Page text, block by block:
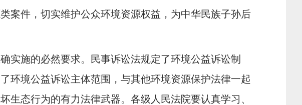
案件，切实维护公众环境资源权益，为中华民族子孙后
实施的必然要求。民事诉讼法规定了环境公益诉讼制
环境公益诉讼主体范围，与其他环境资源保护法律一起
态行为的有力法律武器。各级人民法院要认真学习、